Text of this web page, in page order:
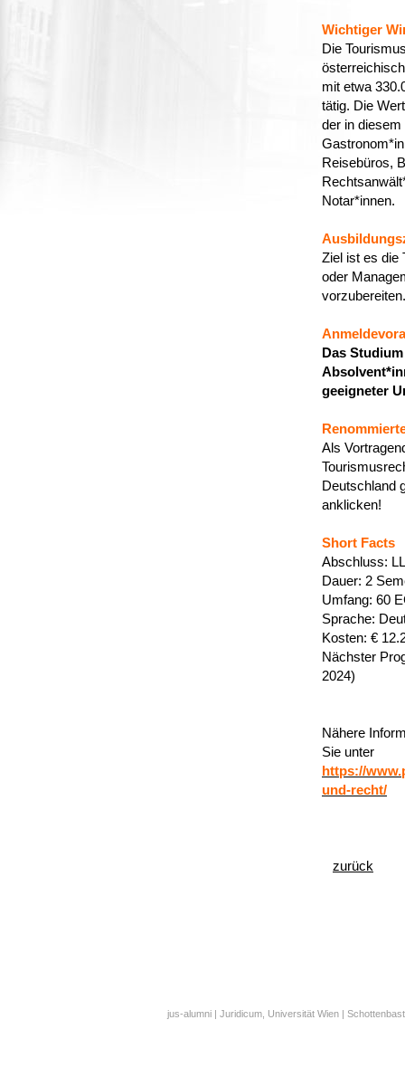
Wichtiger
Die
mit etwa
tätig. Die
der in
Reisebüros,
Notar*innen.
Ziel ist es die
oder
vorzubereiten.
Das
geeigneter
Als
Deutschland
anklicken!
Short Facts
Abschluss:
Dauer: 2
Umfang: 60
Sprache:
Kosten: €
Nächster
2024)
Nähere
Sie unter
https://
und-recht/
zurück
jus-alumni | Juridicum, Universität Wien |